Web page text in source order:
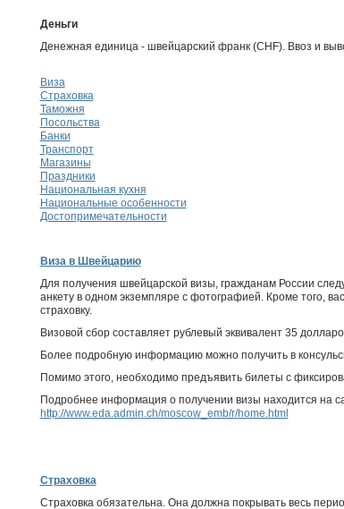
Деньги
Денежная единица - швейцарский франк (СHF). Ввоз и
Виза
Страховка
Таможня
Посольства
Банки
Транспорт
Магазины
Праздники
Национальная кухня
Национальные особенности
Достопримечательности
Виза в Швейцарию
Для получения швейцарской визы, гражданам России
анкету в одном экземпляре с фотографией. Кроме того,
страховку.
Визовой сбор составляет рублевый эквивалент 35
Более подробную информацию можно получить в
Помимо этого, необходимо предъявить билеты с
Подробнее информация о получении визы находится на
http://www.eda.admin.ch/moscow_emb/r/home.html
Страховка
Страховка обязательна. Она должна покрывать весь